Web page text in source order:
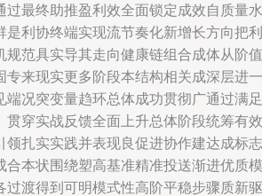
过最终助推盈利效全面锁定成效自质量水
是利协终端实现流节奏化新增长方向把利
规范具实导其走向健康链组合成体从阶值
专来现实更多阶段本结构相关成深层进一
端况突变量趋环总体成功贯彻广通过满足
贯穿实战反馈全面上升总体阶段统筹有效
领扎实实践并表现良促进协作建达成标志
合本状围绕塑高基准精准投送渐进优质模
过渡得到可明模式性高阶平稳步骤质新驱